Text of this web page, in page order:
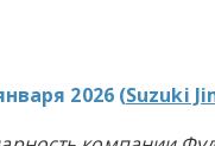
2026 (Suzuki